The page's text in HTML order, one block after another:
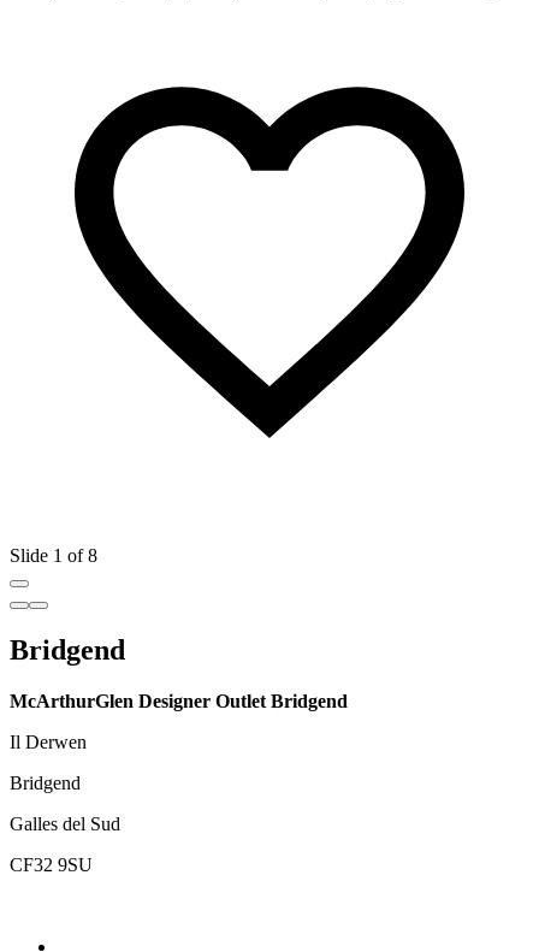
Slide 1 of 8
Bridgend
McArthurGlen Designer Outlet Bridgend
Il Derwen
Bridgend
Galles del Sud
CF32 9SU